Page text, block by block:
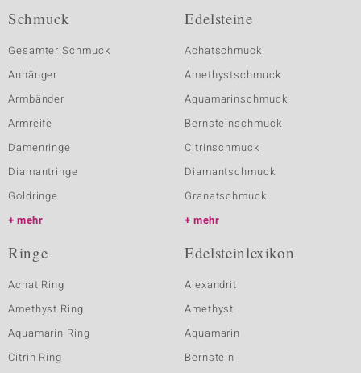
Schmuck
Gesamter Schmuck
Anhänger
Armbänder
Armreife
Damenringe
Diamantringe
Goldringe
mehr
Edelsteine
Achatschmuck
Amethystschmuck
Aquamarinschmuck
Bernsteinschmuck
Citrinschmuck
Diamantschmuck
Granatschmuck
mehr
Ringe
Achat Ring
Amethyst Ring
Aquamarin Ring
Citrin Ring
Edelsteinlexikon
Alexandrit
Amethyst
Aquamarin
Bernstein